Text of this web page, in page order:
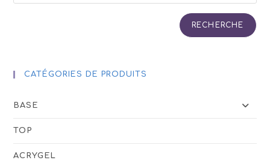
RECHERCHE
CATÉGORIES DE PRODUITS
BASE
TOP
ACRYGEL